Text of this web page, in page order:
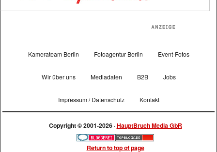
Kamerateam Berlin Fotoagentur Berlin Event-Fotos
Wir über uns Mediadaten B2B Jobs
Impressum / Datenschutz Kontakt
Copyright © 2001-2026 ·HauptBruch Media GbR
Return to top of page